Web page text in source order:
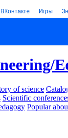
ВКонтакте Игры
of science
Scientific
Popular